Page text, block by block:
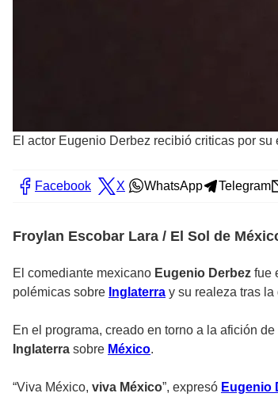
El actor Eugenio Derbez recibió criticas por
Facebook X WhatsApp Telegram
Froylan Escobar Lara / El Sol de
El comediante mexicano Eugenio Derbez fue
polémicas sobre Inglaterra y su realeza tras la
En el programa, creado en torno a la afición de
Inglaterra sobre México.
“Viva México, viva México”, expresó Eugenio